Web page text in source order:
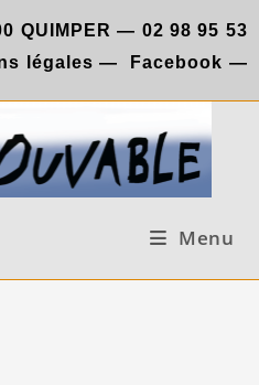
QUIMPER — 02 98 95 53
légales — Facebook —
Menu